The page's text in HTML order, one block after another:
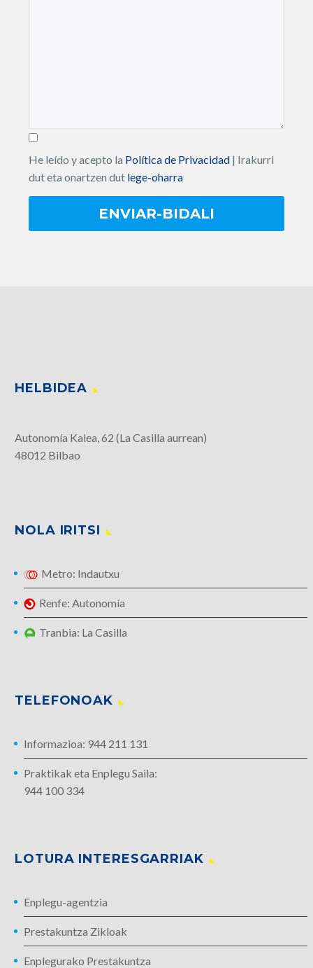
He leído y acepto la Política de Privacidad | Irakurri
dut eta onartzen dut lege-oharra
HELBIDEA
Autonomía Kalea, 62 (La Casilla aurrean)
48012 Bilbao
NOLA IRITSI
Metro: Indautxu
Renfe: Autonomía
Tranbia: La Casilla
TELEFONOAK
Informazioa: 944 211 131
Praktikak eta Enplegu Saila:
944 100 334
LOTURA INTERESGARRIAK
Enplegu-agentzia
Prestakuntza Zikloak
Enplegurako Prestakuntza